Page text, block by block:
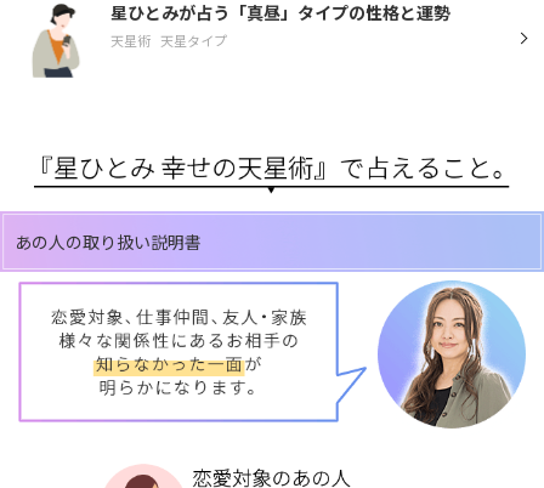
星ひとみが占う「真昼」タイプの性格と運勢
天星術 天星タイプ
あの人の取り扱い説明書